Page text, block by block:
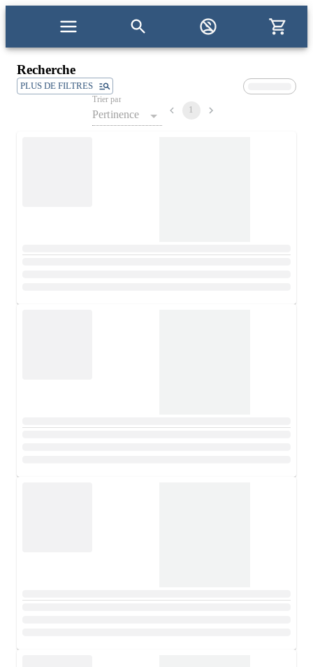
Recherche
PLUS DE FILTRES
Trier par
Pertinence 1